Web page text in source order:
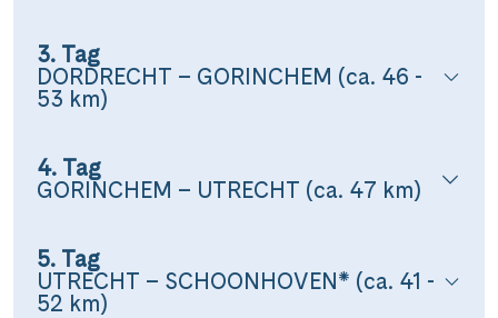
3. Tag
DORDRECHT – GORINCHEM (ca. 46 -
53 km)
4. Tag
GORINCHEM – UTRECHT (ca. 47 km)
5. Tag
UTRECHT – SCHOONHOVEN* (ca. 41 -
52 km)